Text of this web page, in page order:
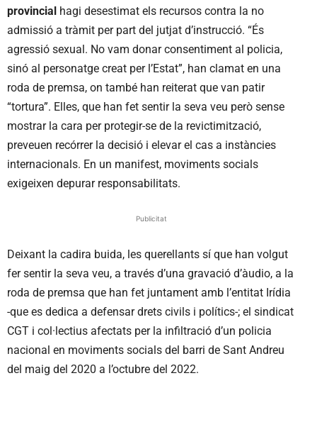
provincial hagi desestimat els recursos contra la no
admissió a tràmit per part del jutjat d’instrucció. “És
agressió sexual. No vam donar consentiment al policia,
sinó al personatge creat per l’Estat”, han clamat en una
roda de premsa, on també han reiterat que van patir
“tortura”. Elles, que han fet sentir la seva veu però sense
mostrar la cara per protegir-se de la revictimització,
preveuen recórrer la decisió i elevar el cas a instàncies
internacionals. En un manifest, moviments socials
exigeixen depurar responsabilitats.
Publicitat
Deixant la cadira buida, les querellants sí que han volgut
fer sentir la seva veu, a través d’una gravació d’àudio, a la
roda de premsa que han fet juntament amb l’entitat Irídia
-que es dedica a defensar drets civils i polítics-; el sindicat
CGT i col·lectius afectats per la infiltració d’un policia
nacional en moviments socials del barri de Sant Andreu
del maig del 2020 a l’octubre del 2022.